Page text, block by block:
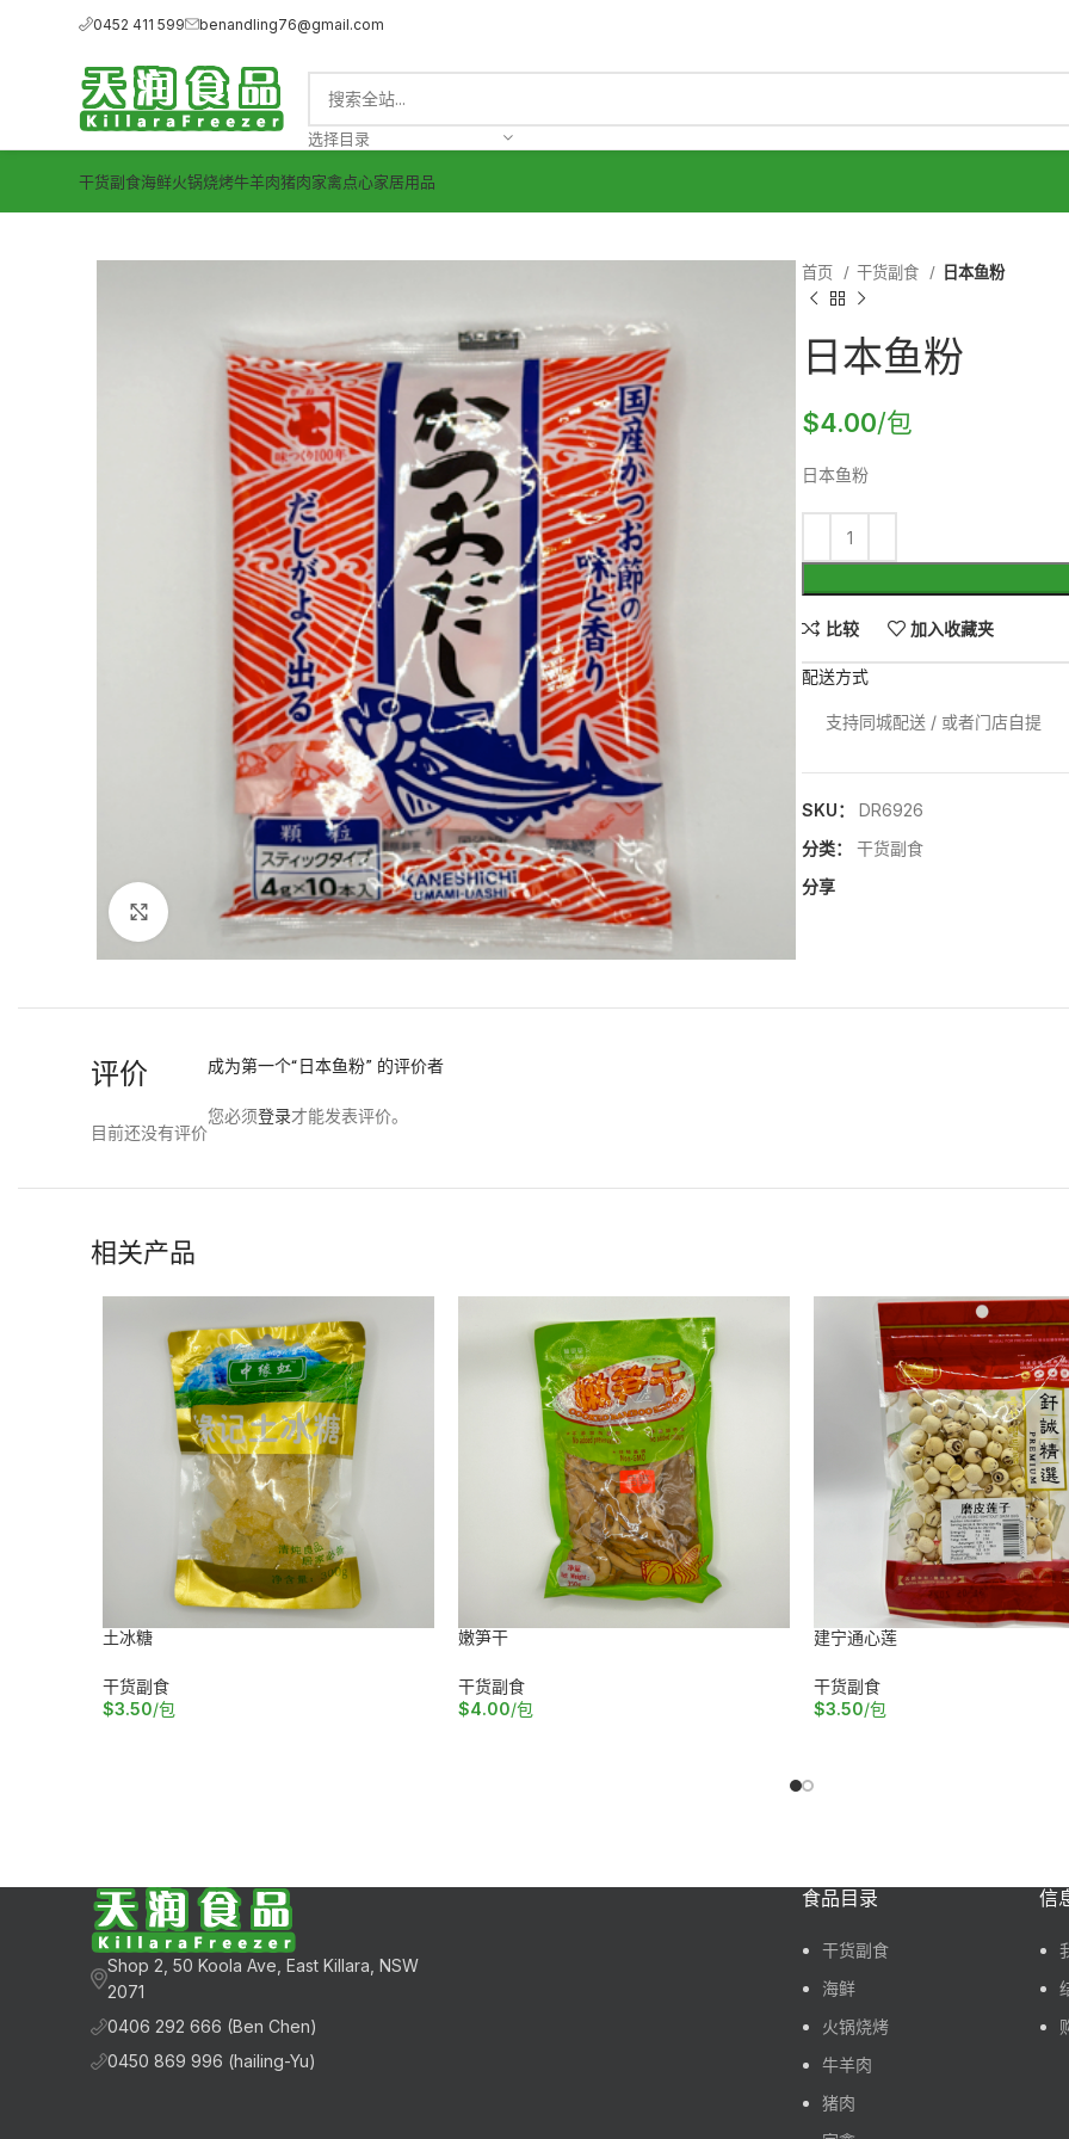
0452 411 599 benandling76@gmail.com
选择目录
干货副食海鲜火锅烧烤牛羊肉猪肉家禽点心家居用品
Click to enlarge
首页 干货副食 日本鱼粉
日本鱼粉
$4.00/包
日本鱼粉
比较 加入收藏夹
配送方式
支持同城配送 / 或者门店自提
SKU： DR6926
分类：
干货副食
分享
评价
目前还没有评价
成为第一个“日本鱼粉” 的评价者
您必须登录才能发表评价。
相关产品
土冰糖
干货副食
$3.50/包
嫩笋干
干货副食
$4.00/包
建宁通心莲
干货副食
$3.50/包
Shop 2, 50 Koola Ave, East Killara, NSW
2071
0406 292 666 (Ben Chen)
0450 869 996 (hailing-Yu)
食品目录
干货副食
海鲜
火锅烧烤
牛羊肉
猪肉
信